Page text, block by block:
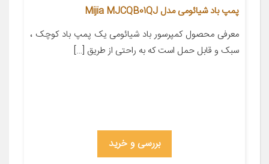
پمپ باد شیائومی مدل Mijia MJCQB01QJ
معرفی محصول کمپرسور باد شیائومی یک پمپ باد کوچک ،
سبک و قابل حمل است که به راحتی از طریق […]
بررسی و خرید